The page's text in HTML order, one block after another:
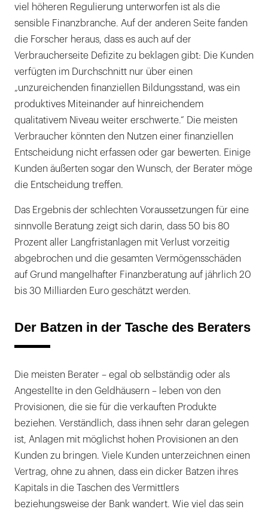
viel höheren Regulierung unterworfen ist als die
sensible Finanzbranche. Auf der anderen Seite fanden
die Forscher heraus, dass es auch auf der
Verbraucherseite Defizite zu beklagen gibt: Die Kunden
verfügten im Durchschnitt nur über einen
„unzureichenden finanziellen Bildungsstand, was ein
produktives Miteinander auf hinreichendem
qualitativem Niveau weiter erschwerte.“ Die meisten
Verbraucher könnten den Nutzen einer finanziellen
Entscheidung nicht erfassen oder gar bewerten. Einige
Kunden äußerten sogar den Wunsch, der Berater möge
die Entscheidung treffen.
Das Ergebnis der schlechten Voraussetzungen für eine
sinnvolle Beratung zeigt sich darin, dass 50 bis 80
Prozent aller Langfristanlagen mit Verlust vorzeitig
abgebrochen und die gesamten Vermögensschäden
auf Grund mangelhafter Finanzberatung auf jährlich 20
bis 30 Milliarden Euro geschätzt werden.
Der Batzen in der Tasche des Beraters
Die meisten Berater – egal ob selbständig oder als
Angestellte in den Geldhäusern – leben von den
Provisionen, die sie für die verkauften Produkte
beziehen. Verständlich, dass ihnen sehr daran gelegen
ist, Anlagen mit möglichst hohen Provisionen an den
Kunden zu bringen. Viele Kunden unterzeichnen einen
Vertrag, ohne zu ahnen, dass ein dicker Batzen ihres
Kapitals in die Taschen des Vermittlers
beziehungsweise der Bank wandert. Wie viel das sein